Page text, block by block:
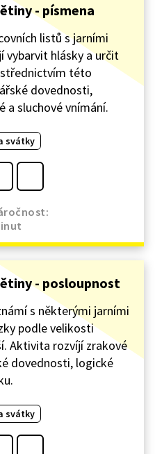
- písmena
listů s jarními
vybarvit hlásky a určit
této
dovednosti,
a sluchové vnímání.
svátky
- posloupnost
s některými jarními
podle velikosti
Aktivita rozvíjí zrakové
dovednosti, logické
svátky